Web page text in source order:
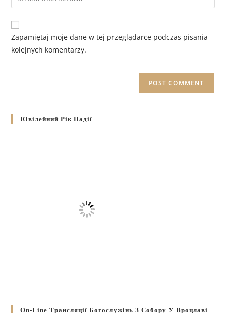
Zapamiętaj moje dane w tej przeglądarce podczas pisania
kolejnych komentarzy.
Ювілейний Рік Надії
On-Line Трансляції Богослужінь З Собору У Вроцлаві